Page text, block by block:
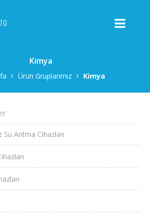
Kimya
Ürün Gruplarımız Kimya
Arıtma Cihazları